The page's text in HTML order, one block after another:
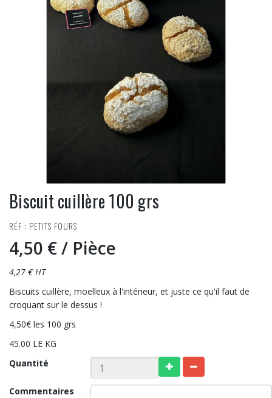
Biscuit cuillère 100 grs
RÉF : PETITS FOURS
4,50 €/ Pièce
4,27 € HT
Biscuits cuillère, moelleux à l'intérieur, et juste ce qu'il faut de
croquant sur le dessus !
4,50€ les 100 grs
45.00 LE KG
Quantité
Commentaires